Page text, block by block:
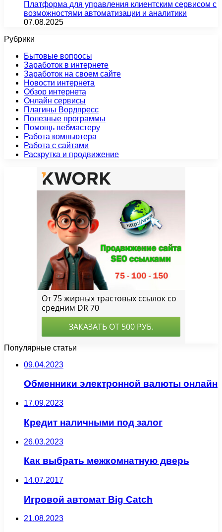
Платформа для управления клиентским сервисом с
возможностями автоматизации и аналитики
07.08.2025
Рубрики
Бытовые вопросы
Заработок в интернете
Заработок на своем сайте
Новости интернета
Обзор интернета
Онлайн сервисы
Плагины Вордпресс
Полезные программы
Помощь вебмастеру
Работа компьютера
Работа с сайтами
Раскрутка и продвижение
Популярные статьи
09.04.2023
Обменники электронной валюты онлайн
17.09.2023
Кредит наличными под залог
26.03.2023
Как выбрать межкомнатную дверь
14.07.2017
Игровой автомат Big Catch
21.08.2023